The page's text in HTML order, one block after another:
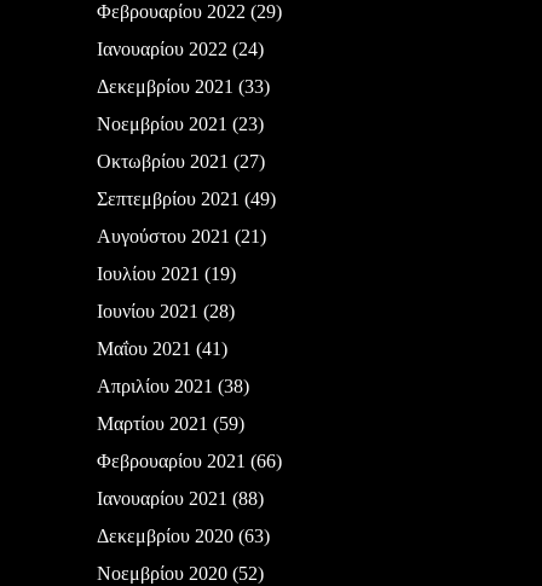
Φεβρουαρίου 2022 (29)
Ιανουαρίου 2022 (24)
Δεκεμβρίου 2021 (33)
Νοεμβρίου 2021 (23)
Οκτωβρίου 2021 (27)
Σεπτεμβρίου 2021 (49)
Αυγούστου 2021 (21)
Ιουλίου 2021 (19)
Ιουνίου 2021 (28)
Μαΐου 2021 (41)
Απριλίου 2021 (38)
Μαρτίου 2021 (59)
Φεβρουαρίου 2021 (66)
Ιανουαρίου 2021 (88)
Δεκεμβρίου 2020(63)
Νοεμβρίου 2020(52)